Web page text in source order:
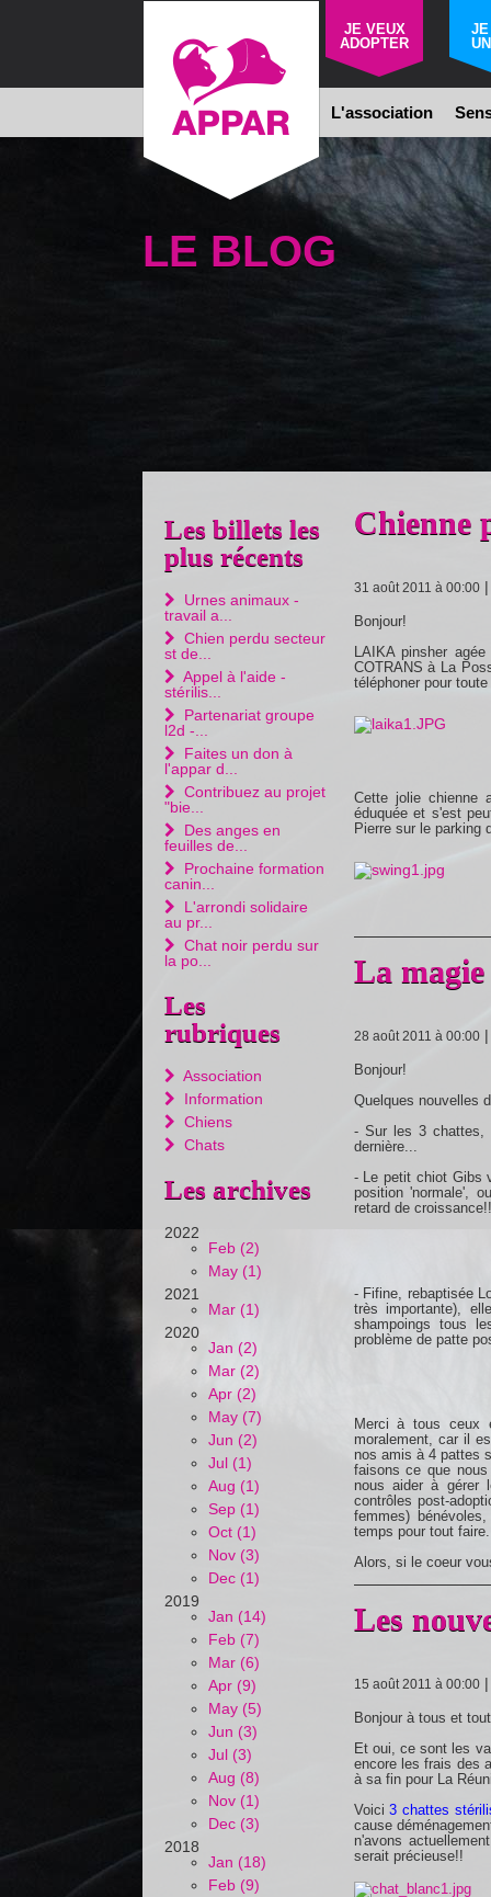
JE VEUX
ADOPTER
JE
L'association
LE BLOG
Les billets les
plus récents
Urnes animaux -
travail a...
Chien perdu secteur
st de...
Appel à l'aide -
stérilis...
Partenariat groupe
l2d -...
Faites un don à
l'appar d...
Contribuez au projet
"bie...
Des anges en
feuilles de...
Prochaine formation
canin...
L'arrondi solidaire
au pr...
Chat noir perdu sur
la po...
Les
rubriques
Association
Information
Chiens
Chats
Les archives
2022
Feb (2)
May (1)
2021
Mar (1)
2020
Jan (2)
Mar (2)
Apr (2)
May (7)
Jun (2)
Jul (1)
Aug (1)
Sep (1)
Oct (1)
Nov (3)
Dec (1)
2019
Jan (14)
Feb (7)
Mar (6)
Apr (9)
May (5)
Jun (3)
Jul (3)
Aug (8)
Nov (1)
Dec (3)
2018
Jan (18)
Feb (9)
Chienne
31 août 2011 à 00:00
Bonjour!
LAIKA pinsher
COTRANS à La
téléphoner pour
Cette jolie chienne
éduquée et s'est
Pierre sur le parking
La
28 août 2011 à 00:00
Bonjour!
Quelques nouvelles
- Sur les 3 chattes,
dernière...
- Le petit chiot Gibs
position 'normale',
retard de croissance!!
- Fifine, rebaptisée
très importante),
shampoings tous
problème de patte
Merci à tous ceux
moralement, car il
nos amis à 4 pattes
faisons ce que
nous aider à gérer
contrôles post-
femmes)
temps pour tout
Alors, si le coeur
Les
15 août 2011 à 00:00
Bonjour à tous et
Et oui, ce sont les
encore les frais des
à sa fin pour La
Voici3 chattes
cause
n'avons
serait précieuse!!